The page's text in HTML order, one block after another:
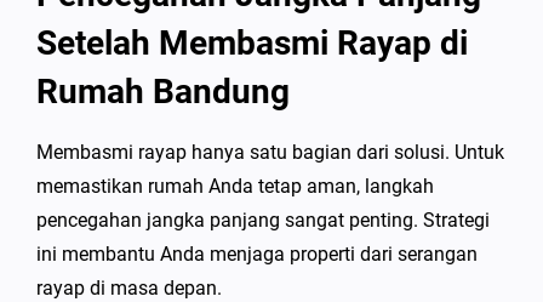
Setelah Membasmi Rayap di
Rumah Bandung
Membasmi rayap hanya satu bagian dari solusi. Untuk
memastikan rumah Anda tetap aman, langkah
pencegahan jangka panjang sangat penting. Strategi
ini membantu Anda menjaga properti dari serangan
rayap di masa depan.